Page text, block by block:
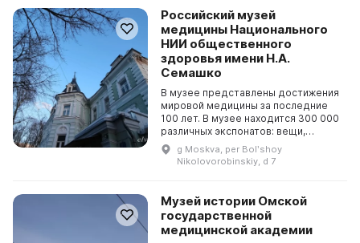
Российский музей
медицины Национального
НИИ общественного
здоровья имени Н.А.
Семашко
В музее представлены достижения
мировой медицины за последние
100 лет. В музее находится 300 000
различных экспонатов: вещи,
документы, журналы операций,
медицинские инструменты и
оборудование изве...
g Moskva, per Bolʹshoy
Nikolovorobinskiy, d 7
Музей истории Омской
государственной
медицинской академии